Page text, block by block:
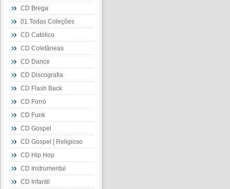
CD Brega
01.Todas Coleções
CD Católico
CD Coletâneas
CD Dance
CD Discografia
CD Flash Back
CD Forró
CD Funk
CD Gospel
CD Gospel | Religioso
CD Hip Hop
CD Instrumental
CD Infantil